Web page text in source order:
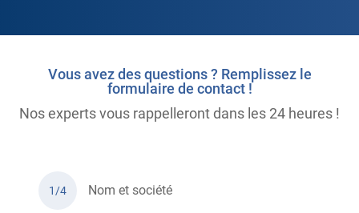
Vous avez des questions ? Remplissez le
formulaire de contact !
Nos experts vous rappelleront dans les 24 heures !
1/4 Nom et société